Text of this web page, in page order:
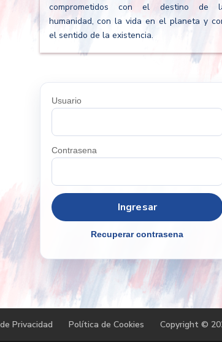
comprometidos con el destino de
humanidad, con la vida en el planeta y
el sentido de la existencia.
Usuario
Contrasena
Recuperar contrasena
Privacidad Política de Cookies Copyright ©